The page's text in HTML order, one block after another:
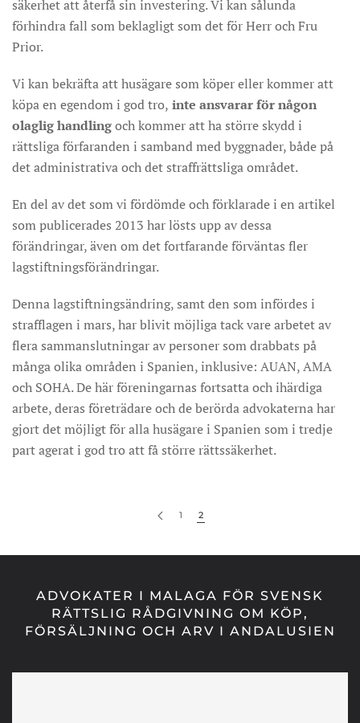
säkerhet att återfå sin investering. Vi kan sålunda
förhindra fall som beklagligt som det för Herr och Fru
Prior.
Vi kan bekräfta att husägare som köper eller kommer att
köpa en egendom i god tro, inte ansvarar för någon
olaglig handlingoch kommer att ha större skydd i
rättsliga förfaranden i samband med byggnader, både på
det administrativa och det straffrättsliga området.
En del av det som vi fördömde och förklarade i en artikel
som publicerades 2013 har lösts upp av dessa
förändringar, även om det fortfarande förväntas fler
lagstiftningsförändringar.
Denna lagstiftningsändring, samt den som infördes i
strafflagen i mars, har blivit möjliga tack vare arbetet av
flera sammanslutningar av personer som drabbats på
många olika områden i Spanien, inklusive: AUAN, AMA
och SOHA. De här föreningarnas fortsatta och ihärdiga
arbete, deras företrädare och de berörda advokaterna har
gjort det möjligt för alla husägare i Spanien som i tredje
part agerat i god tro att få större rättssäkerhet.
1 2
ADVOKATER I MALAGA FÖR SVENSK
RÄTTSLIG RÅDGIVNING OM KÖP,
FÖRSÄLJNING OCH ARV I ANDALUSIEN